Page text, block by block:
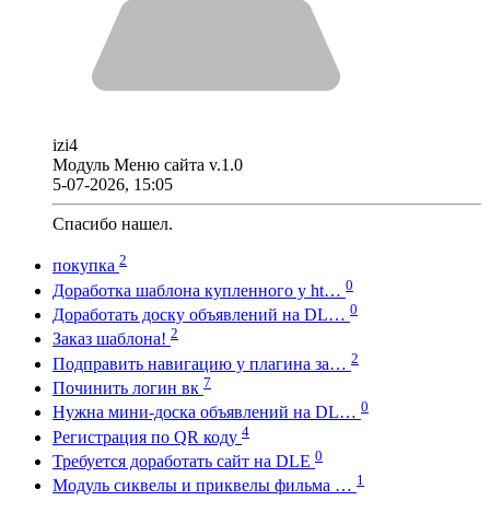
izi4
Модуль Меню сайта v.1.0
5-07-2026, 15:05
Спасибо нашел.
покупка 2
Доработка шаблона купленного у ht… 0
Доработать доску объявлений на DL… 0
Заказ шаблона! 2
Подправить навигацию у плагина за… 2
Починить логин вк 7
Нужна мини-доска объявлений на DL… 0
Регистрация по QR коду 4
Требуется доработать сайт на DLE 0
Модуль сиквелы и приквелы фильма … 1